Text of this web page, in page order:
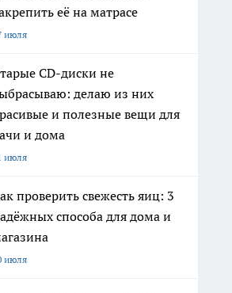
её на матрасе
июля
CD-диски не
делаю из них
и полезные вещи для
и дома
июля
проверить свежесть яиц: 3
способа для дома и
июля